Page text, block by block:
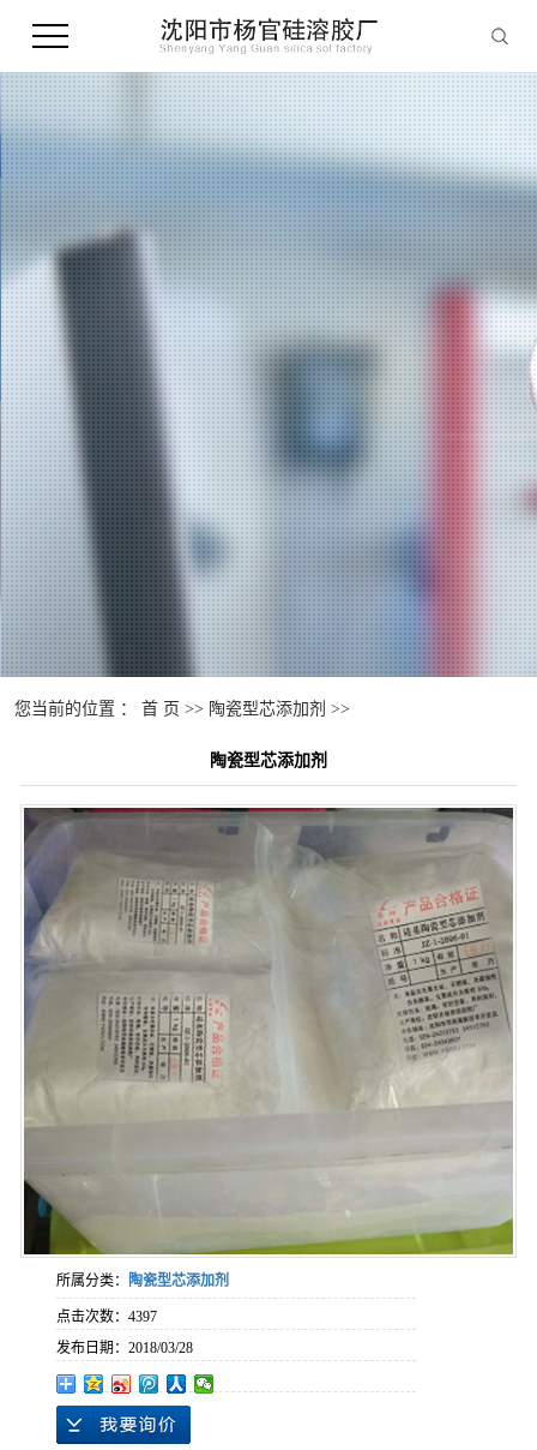
您当前的位置 ： 首 页 >> 陶瓷型芯添加剂 >>
陶瓷型芯添加剂
所属分类： 陶瓷型芯添加剂
点击次数： 4397
发布日期： 2018/03/28